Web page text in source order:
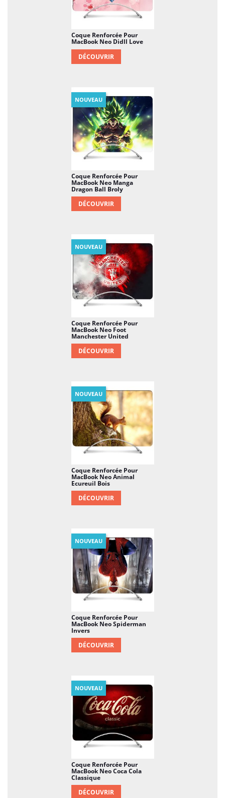
Coque Renforcée Pour
MacBook Neo Didll Love
DÉCOUVRIR
Coque Renforcée Pour
MacBook Neo Manga
Dragon Ball Broly
DÉCOUVRIR
NOUVEAU
Coque Renforcée Pour
MacBook Neo Foot
Manchester United
DÉCOUVRIR
NOUVEAU
Coque Renforcée Pour
MacBook Neo Animal
Ecureuil Bois
DÉCOUVRIR
NOUVEAU
Coque Renforcée Pour
MacBook Neo Spiderman
Invers
DÉCOUVRIR
NOUVEAU
Coque Renforcée Pour
MacBook Neo Coca Cola
Classique
DÉCOUVRIR
NOUVEAU